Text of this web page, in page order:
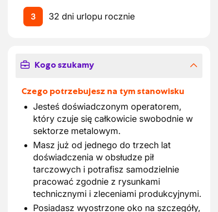
3 32 dni urlopu rocznie
Kogo szukamy
Czego potrzebujesz na tym stanowisku
Jesteś doświadczonym operatorem,
który czuje się całkowicie swobodnie w
sektorze metalowym.
Masz już od jednego do trzech lat
doświadczenia w obsłudze pił
tarczowych i potrafisz samodzielnie
pracować zgodnie z rysunkami
technicznymi i zleceniami produkcyjnymi.
Posiadasz wyostrzone oko na szczegóły,